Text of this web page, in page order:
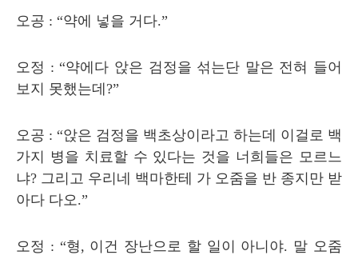
오공 : “약에 넣을 거다.”
오정 : “약에다 앉은 검정을 섞는단 말은 전혀 들어
보지 못했는데 ?”
오공 : “앉은 검정을 백초상이라고 하는데 이걸로 백
가지 병을 치료할 수 있다는 것을 너희들은 모르느
냐? 그리고 우리네 백마한테 가 오줌을 반 종지만 받
아다 다오.”
오정 : “형, 이건 장난으로 할 일이 아니야. 말 오줌